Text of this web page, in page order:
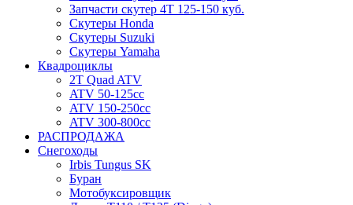
Запчасти скутер 4Т 125-150 куб.
Скутеры Honda
Скутеры Suzuki
Скутеры Yamaha
Квадроциклы
2T Quad ATV
ATV 50-125cc
ATV 150-250cc
ATV 300-800cc
РАСПРОДАЖА
Снегоходы
Irbis Tungus SK
Буран
Мотобуксировщик